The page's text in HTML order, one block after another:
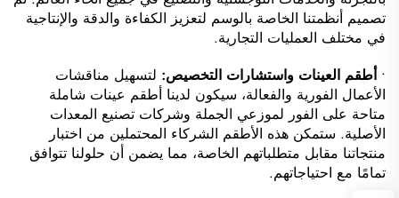
تصميم أنظمتنا الخاصة بالوسم لتعزيز الكفاءة والدقة والإنتاجية
في مختلف العمليات التجارية.
•أطقم العينات واستشارات التخصيص: لتسهيل مناقشات
الأعمال الفورية والفعالة، سيكون لدينا أطقم عينات شاملة
متاحة على الفور لموزعي الجملة وشركات تصنيع المعدات
الأصلية. ستمكن هذه الأطقم الشركاء المحتملين من اختبار
منتجاتنا مقابل متطلباتهم الخاصة، مما يضمن أن حلولنا تتوافق
تمامًا مع احتياجاتهم.